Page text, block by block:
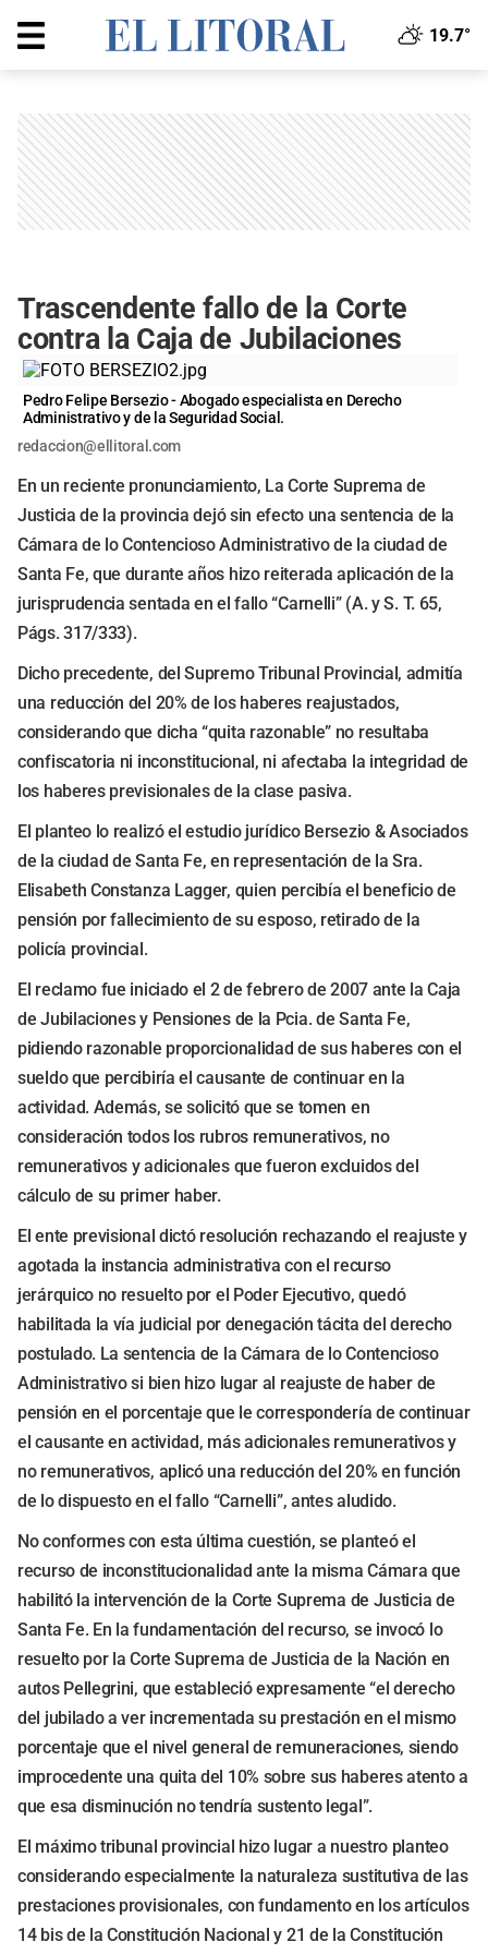
19.7°
Trascendente fallo de la Corte
contra la Caja de Jubilaciones
Pedro Felipe Bersezio - Abogado especialista en Derecho
Administrativo y de la Seguridad Social.
redaccion@ellitoral.com
En un reciente pronunciamiento, La Corte Suprema de
Justicia de la provincia dejó sin efecto una sentencia de la
Cámara de lo Contencioso Administrativo de la ciudad de
Santa Fe, que durante años hizo reiterada aplicación de la
jurisprudencia sentada en el fallo “Carnelli” (A. y S. T. 65,
Págs. 317/333).
Dicho precedente, del Supremo Tribunal Provincial, admitía
una reducción del 20% de los haberes reajustados,
considerando que dicha “quita razonable” no resultaba
confiscatoria ni inconstitucional, ni afectaba la integridad de
los haberes previsionales de la clase pasiva.
El planteo lo realizó el estudio jurídico Bersezio & Asociados
de la ciudad de Santa Fe, en representación de la Sra.
Elisabeth Constanza Lagger, quien percibía el beneficio de
pensión por fallecimiento de su esposo, retirado de la
policía provincial.
El reclamo fue iniciado el 2 de febrero de 2007 ante la Caja
de Jubilaciones y Pensiones de la Pcia. de Santa Fe,
pidiendo razonable proporcionalidad de sus haberes con el
sueldo que percibiría el causante de continuar en la
actividad. Además, se solicitó que se tomen en
consideración todos los rubros remunerativos, no
remunerativos y adicionales que fueron excluidos del
cálculo de su primer haber.
El ente previsional dictó resolución rechazando el reajuste y
agotada la instancia administrativa con el recurso
jerárquico no resuelto por el Poder Ejecutivo, quedó
habilitada la vía judicial por denegación tácita del derecho
postulado. La sentencia de la Cámara de lo Contencioso
Administrativo si bien hizo lugar al reajuste de haber de
pensión en el porcentaje que le correspondería de continuar
el causante en actividad, más adicionales remunerativos y
no remunerativos, aplicó una reducción del 20% en función
de lo dispuesto en el fallo “Carnelli”, antes aludido.
No conformes con esta última cuestión, se planteó el
recurso de inconstitucionalidad ante la misma Cámara que
habilitó la intervención de la Corte Suprema de Justicia de
Santa Fe. En la fundamentación del recurso, se invocó lo
resuelto por la Corte Suprema de Justicia de la Nación en
autos Pellegrini, que estableció expresamente “el derecho
del jubilado a ver incrementada su prestación en el mismo
porcentaje que el nivel general de remuneraciones, siendo
improcedente una quita del 10% sobre sus haberes atento a
que esa disminución no tendría sustento legal”.
El máximo tribunal provincial hizo lugar a nuestro planteo
considerando especialmente la naturaleza sustitutiva de las
prestaciones provisionales, con fundamento en los artículos
14 bis de la Constitución Nacional y 21 de la Constitución